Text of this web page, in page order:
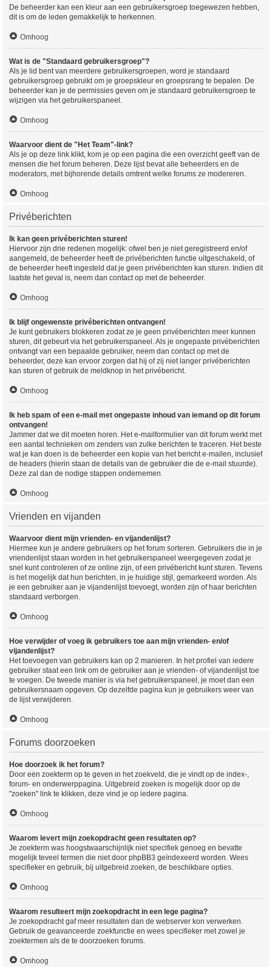
De beheerder kan een kleur aan een gebruikersgroep toegewezen hebben,
dit is om de leden gemakkelijk te herkennen.
Omhoog
Wat is de "Standaard gebruikersgroep"?
Als je lid bent van meerdere gebruikersgroepen, word je standaard
gebruikersgroep gebruikt om je groepskleur en groepsrang te bepalen. De
beheerder kan je de permissies geven om je standaard gebruikersgroep te
wijzigen via het gebruikerspaneel.
Omhoog
Waarvoor dient de "Het Team"-link?
Als je op deze link klikt, kom je op een pagina die een overzicht geeft van de
mensen die het forum beheren. Deze lijst bevat alle beheerders en de
moderators, met bijhorende details omtrent welke forums ze modereren.
Omhoog
Privéberichten
Ik kan geen privéberichten sturen!
Hiervoor zijn drie redenen mogelijk: ofwel ben je niet geregistreerd en/of
aangemeld, de beheerder heeft de privéberichten functie uitgeschakeld, of
de beheerder heeft ingesteld dat je geen privéberichten kan sturen. Indien dit
laatste het geval is, neem dan contact op met de beheerder.
Omhoog
Ik blijf ongewenste privéberichten ontvangen!
Je kunt gebruikers blokkeren zodat ze je geen privéberichten meer kunnen
sturen, dit gebeurt via het gebruikerspaneel. Als je ongepaste privéberichten
ontvangt van een bepaalde gebruiker, neem dan contact op met de
beheerder, deze kan ervoor zorgen dat hij of zij niet langer privéberichten
kan sturen of gebruik de meldknop in het privébericht.
Omhoog
Ik heb spam of een e-mail met ongepaste inhoud van iemand op dit forum
ontvangen!
Jammer dat we dit moeten horen. Het e-mailformulier van dit forum werkt met
een aantal technieken om zenders van zulke berichten te traceren. Het beste
wat je kan doen is de beheerder een kopie van het bericht e-mailen, inclusief
de headers (hierin staan de details van de gebruiker die de e-mail stuurde).
Deze zal dan de nodige stappen ondernemen.
Omhoog
Vrienden en vijanden
Waarvoor dient mijn vrienden- en vijandenlijst?
Hiermee kun je andere gebruikers op het forum sorteren. Gebruikers die in je
vriendenlijst staan worden in het gebruikerspaneel weergegeven zodat je
snel kunt controleren of ze online zijn, of een privébericht kunt sturen. Tevens
is het mogelijk dat hun berichten, in je huidige stijl, gemarkeerd worden. Als
je een gebruiker aan je vijandenlijst toevoegt, worden zijn of haar berichten
standaard verborgen.
Omhoog
Hoe verwijder of voeg ik gebruikers toe aan mijn vrienden- en/of
vijandenlijst?
Het toevoegen van gebruikers kan op 2 manieren. In het profiel van iedere
gebruiker staat een link om de gebruiker aan je vrienden- of vijandenlijst toe
te voegen. De tweede manier is via het gebruikerspaneel, je moet dan een
gebruikersnaam opgeven. Op dezelfde pagina kun je gebruikers weer van
de lijst verwijderen.
Omhoog
Forums doorzoeken
Hoe doorzoek ik het forum?
Door een zoekterm op te geven in het zoekveld, die je vindt op de index-,
forum- en onderwerppagina. Uitgebreid zoeken is mogelijk door op de
"zoeken" link te klikken, deze vind je op iedere pagina.
Omhoog
Waarom levert mijn zoekopdracht geen resultaten op?
Je zoekterm was hoogstwaarschijnlijk niet specifiek genoeg en bevatte
mogelijk teveel termen die niet door phpBB3 geïndexeerd worden. Wees
specifieker en gebruik, bij uitgebreid zoeken, de beschikbare opties.
Omhoog
Waarom resulteert mijn zoekopdracht in een lege pagina?
Je zoekopdracht gaf meer resultaten dan de webserver kon verwerken.
Gebruik de geavanceerde zoekfunctie en wees specifieker met zowel je
zoektermen als de te doorzoeken forums.
Omhoog